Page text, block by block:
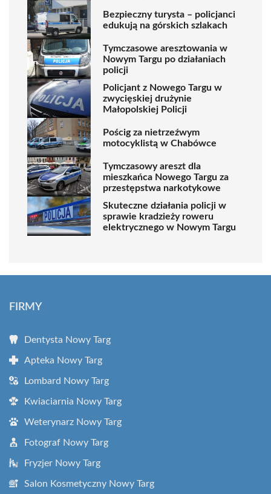
Bezpieczny turysta – policjanci
edukują na górskich szlakach
Tymczasowe aresztowania w
Nowym Targu po działaniach
policji
Policjant z Nowego Targu w
zwycięskiej drużynie
Małopolskiej Policji
Pościg za nietrzeźwym
motocyklistą w Chabówce
Tymczasowy areszt dla
mieszkańca Nowego Targu za
przestępstwa narkotykowe
Skuteczne działania policji w
sprawie kradzieży roweru
elektrycznego w Nowym Targu
FIRMY
Dentysta Nowy Targ
Apteka Nowy Targ
Lombard Nowy Targ
Kwiaciarnia Nowy Targ
Weterynarz Nowy Targ
Fotograf Nowy Targ
Fryzjer Nowy Targ
Salon Kosmetyczny Nowy Targ